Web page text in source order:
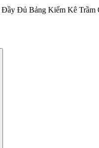
Đủ Bảng Kiểm Kê Trầm